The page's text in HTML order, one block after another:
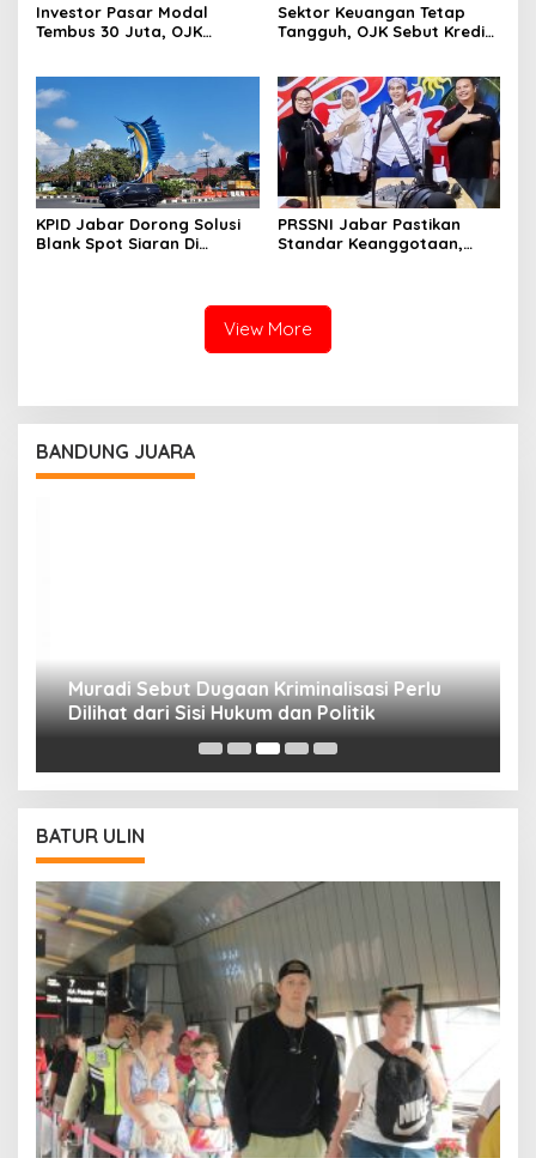
Investor Pasar Modal
Tembus 30 Juta, OJK
Sektor Keuangan Tetap
Tangguh, OJK Sebut Kredit
Global
KPID Jabar Dorong Solusi
Blank Spot Siaran Di
PRSSNI Jabar Pastikan
Standar Keanggotaan,
View More
BANDUNG JUARA
Muradi Sebut Dugaan Kriminalisasi Perlu
Dilihat dari Sisi Hukum dan Politik
BATUR ULIN